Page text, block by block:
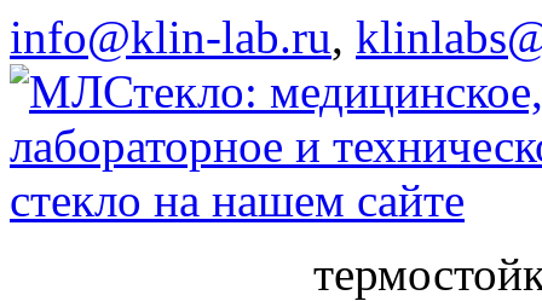
info@klin-lab.ru,